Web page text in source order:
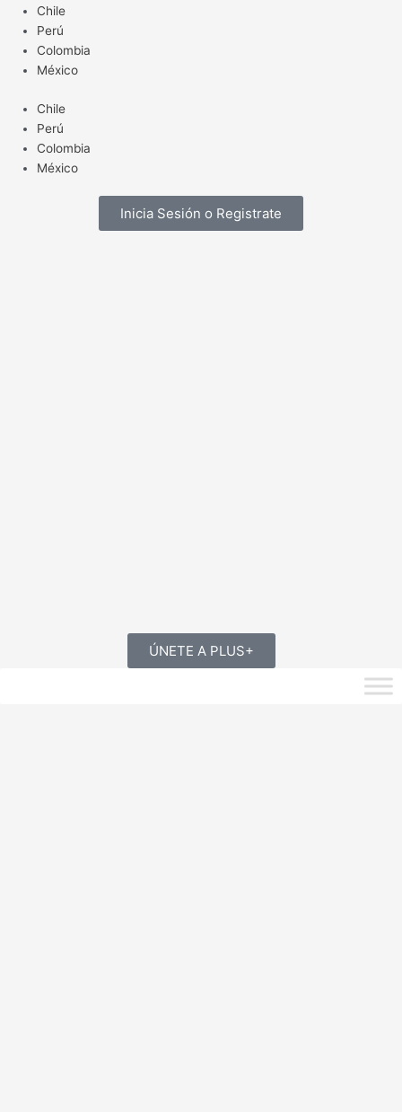
contenido
Chile
Perú
Colombia
México
Chile
Perú
Colombia
México
Inicia Sesión o Registrate
ÚNETE A PLUS+